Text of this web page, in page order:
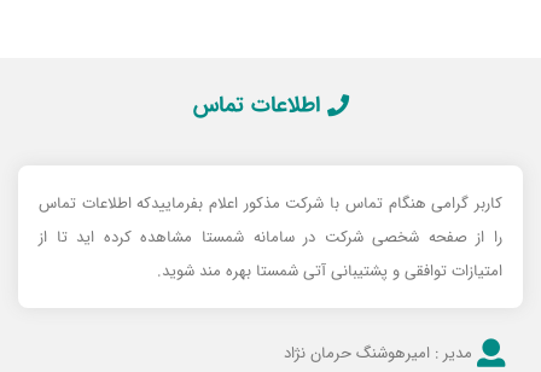
اطلاعات تماس
کاربر گرامی هنگام تماس با شرکت مذکور اعلام بفرماییدکه اطلاعات تماس
را از صفحه شخصی شرکت در سامانه شمستا مشاهده کرده اید تا از
امتیازات توافقی و پشتیبانی آتی شمستا بهره مند شوید.
مدیر : امیرهوشنگ حرمان نژاد